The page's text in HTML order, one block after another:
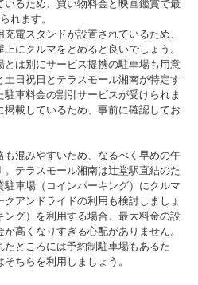
るため、買い物料金と映画鑑賞で最
れます。
電スタンドが設置されているため、
にクルマをとめると良いでしょう。
とは別にサービス提携の駐車場も用意
日祝日とテラスモール湘南が特定す
車料金の割引サービスが受けられま
載しているため、事前に確認してお
混みやすいため、なるべく早めの午
テラスモール湘南は辻堂駅直結のた
車場（コインパーキング）にクルマ
アンドライドの利用も検討しましょ
ング）を利用する場合、最大料金の設
高くなりすぎる心配がありません。
ところには予約制駐車場もあるた
ちらを利用しましょう。